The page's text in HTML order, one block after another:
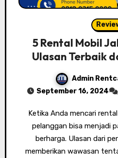
5 Rental Mobil
Ulasan Terbaik
Admin
September 16, 2024
Ketika Anda mencari rental mobil Jakarta, ulasan
pelanggan bisa menjadi
berharga. Ulasan dari
memberikan wawasan